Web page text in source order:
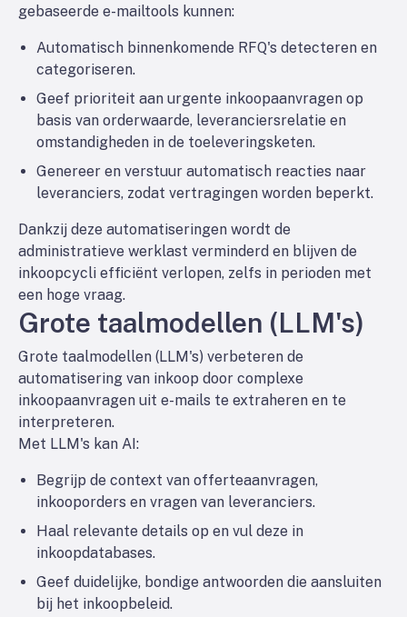
gebaseerde e-mailtools kunnen:
Automatisch binnenkomende RFQ's detecteren en
categoriseren.
Geef prioriteit aan urgente inkoopaanvragen op
basis van orderwaarde, leveranciersrelatie en
omstandigheden in de toeleveringsketen.
Genereer en verstuur automatisch reacties naar
leveranciers, zodat vertragingen worden beperkt.
Dankzij deze automatiseringen wordt de
administratieve werklast verminderd en blijven de
inkoopcycli efficiënt verlopen, zelfs in perioden met
een hoge vraag.
Grote taalmodellen (LLM's)
Grote taalmodellen (LLM's) verbeteren de
automatisering van inkoop door complexe
inkoopaanvragen uit e-mails te extraheren en te
interpreteren.
Met LLM's kan AI:
Begrijp de context van offerteaanvragen,
inkooporders en vragen van leveranciers.
Haal relevante details op en vul deze in
inkoopdatabases.
Geef duidelijke, bondige antwoorden die aansluiten
bij het inkoopbeleid.